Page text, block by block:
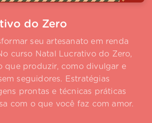
do Zero
seu artesanato em renda
curso Natal Lucrativo do Zero,
que produzir, como divulgar e
seguidores. Estratégias
prontas e técnicas práticas
com o que você faz com amor.